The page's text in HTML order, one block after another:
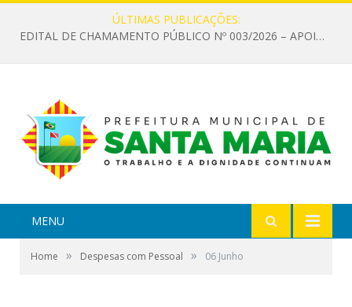
ÚLTIMAS PUBLICAÇÕES:
EDITAL DE CHAMAMENTO PÚBLICO Nº 003/2026 – APOIO À INFRAESTRUTURA CULTURAL
MENU
Home » Despesas com Pessoal » 06 Junho